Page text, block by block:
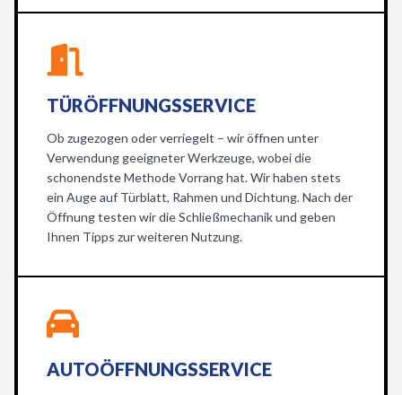
TÜRÖFFNUNGSSERVICE
Ob zugezogen oder verriegelt – wir öffnen unter
Verwendung geeigneter Werkzeuge, wobei die
schonendste Methode Vorrang hat. Wir haben stets
ein Auge auf Türblatt, Rahmen und Dichtung. Nach der
Öffnung testen wir die Schließmechanik und geben
Ihnen Tipps zur weiteren Nutzung.
AUTOÖFFNUNGSSERVICE